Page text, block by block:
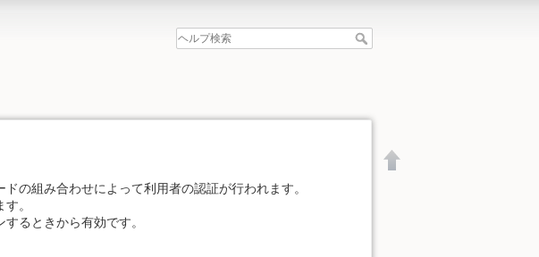
の組み合わせによって利用者の認証が行われます。
。
るときから有効です。